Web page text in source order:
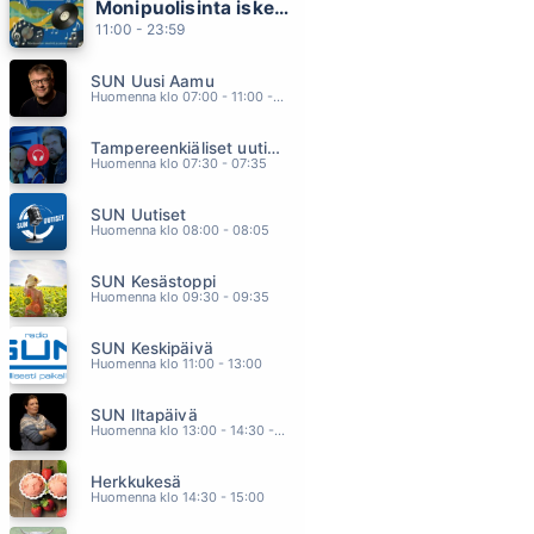
JOS SÄ MENET POIS
EI TAIDA TIETÄÄ TYTTÖ
DEADLINE
TUULEEKO TAAS
Monipuolisinta iskelmää ja parasta poppia
11:00 - 23:59
SUN Uusi Aamu
Huomenna klo 07:00 - 11:00 - Studiossa: Kimmo Hoivassilta
Tampereenkiäliset uutiset
Huomenna klo 07:30 - 07:35
SUN Uutiset
Huomenna klo 08:00 - 08:05
SUN Kesästoppi
Huomenna klo 09:30 - 09:35
SUN Keskipäivä
Huomenna klo 11:00 - 13:00
SUN Iltapäivä
Huomenna klo 13:00 - 14:30 - Studiossa: Kaisu Lämsä
Herkkukesä
Huomenna klo 14:30 - 15:00